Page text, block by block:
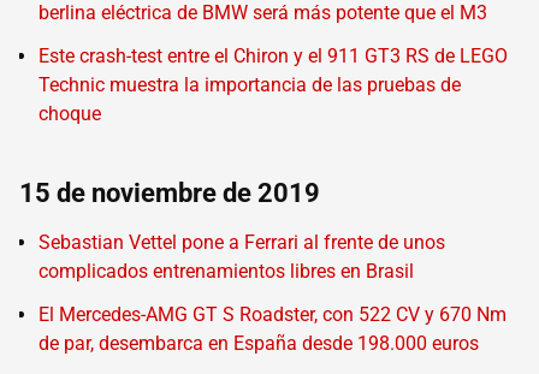
berlina eléctrica de BMW será más potente que el M3
Este crash-test entre el Chiron y el 911 GT3 RS de LEGO
Technic muestra la importancia de las pruebas de
choque
15 de noviembre de 2019
Sebastian Vettel pone a Ferrari al frente de unos
complicados entrenamientos libres en Brasil
El Mercedes-AMG GT S Roadster, con 522 CV y 670 Nm
de par, desembarca en España desde 198.000 euros